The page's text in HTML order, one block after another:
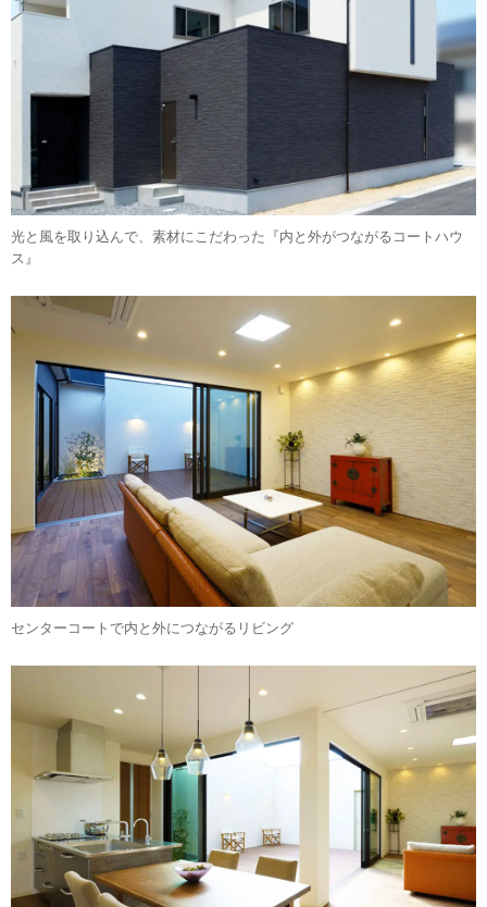
光と風を取り込んで、素材にこだわった『内と外がつながるコートハウ
ス』
センターコートで内と外につながるリビング